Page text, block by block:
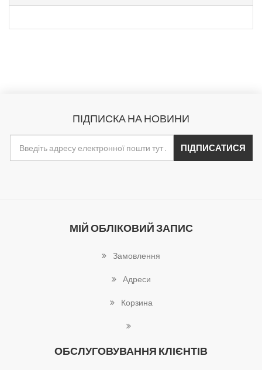
ПІДПИСКА НА НОВИНИ
МІЙ ОБЛІКОВИЙ ЗАПИС
Замовлення
Адреси
Корзина
ОБСЛУГОВУВАННЯ КЛІЄНТІВ